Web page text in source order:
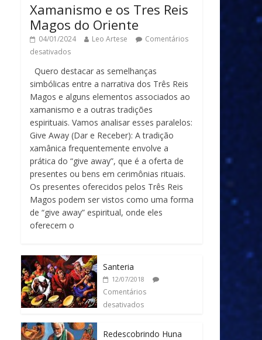
Xamanismo e os Tres Reis
Magos do Oriente
04/01/2024 Leo Artese
Comentários
desativados
Quero destacar as semelhanças
simbólicas entre a narrativa dos Três Reis
Magos e alguns elementos associados ao
xamanismo e a outras tradições
espirituais. Vamos analisar esses paralelos:
Give Away (Dar e Receber): A tradição
xamânica frequentemente envolve a
prática do “give away”, que é a oferta de
presentes ou bens em cerimônias rituais.
Os presentes oferecidos pelos Três Reis
Magos podem ser vistos como uma forma
de “give away” espiritual, onde eles
oferecem o
Santeria
12/07/2018
Comentários
desativados
Redescobrindo Huna